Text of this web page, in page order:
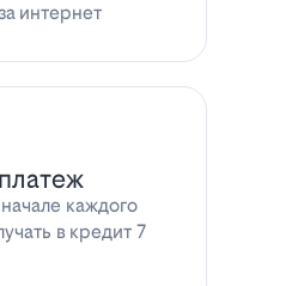
интернет
каждого
в кредит 7